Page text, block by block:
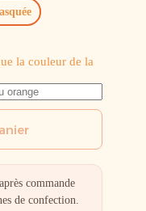
les options. Tu peux
formulaire de contact.
mes créationsen vente
19 rue de Fersen, 06600
à être adoptées.
tu ?
tu es sur Nice, remise
(sauf erreur ou
personnalisés : retour
la couleur de la
commande
de confection.